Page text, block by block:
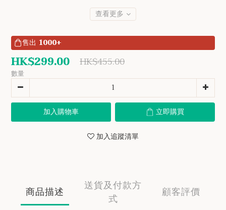
查看更多
售出 1000+
HK$299.00 HK$455.00
數量
加入購物車 立即購買
加入追蹤清單
商品描述
送貨及付款方
式
顧客評價